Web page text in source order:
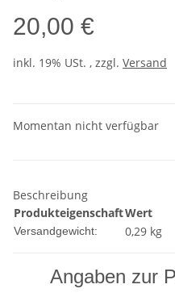
20,00 €
inkl. 19% USt. , zzgl. Versand
Momentan nicht verfügbar
Beschreibung
ProdukteigenschaftWert
Versandgewicht: 0,29 kg
Angaben zur